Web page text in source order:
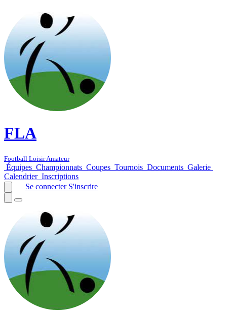
FLA
Football Loisir Amateur
Équipes Championnats Coupes Tournois Documents Galerie
Calendrier Inscriptions
Se connecter S'inscrire